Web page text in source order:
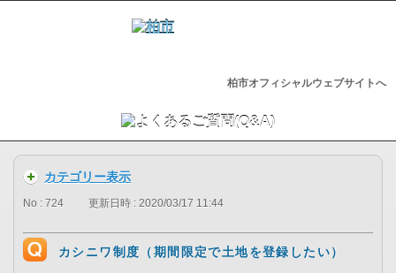
柏市オフィシャルウェブサイトへ
カテゴリー表示
No : 724 更新日時 : 2020/03/17 11:44
カシニワ制度（期間限定で土地を登録したい）